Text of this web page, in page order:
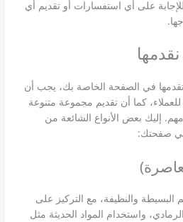
على أي استفسارات أو تقديم أي
في الصفحة الخاصة بك، يجب أن
كما أن تقديم مجموعة متنوعة
إليك بعض الأنواع الشائعة من
في صفحتك:
البسيطة والنظيفة، مع التركيز على
واستخدام المواد الحديثة مثل